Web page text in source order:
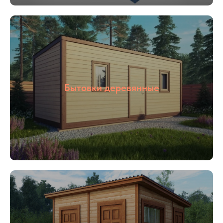
Бытовки деревянные
05
Цены от
производителя
Наша компания ООО «БОКС МОДУЛЬ»
основана в 2018 году. Мы специализируемся
«под ключ», для разного назначения: офис
продаж, штаб строительства, общежитие,
магазин и тд. Так же наша компания
производит готовые переводные конструкции:
блок контейнеры, металлические бытовки,
бытовки строительные, бытовки
сантехнические, посты охраны, КПП, бытовки
деревянные. Располагается наше производство
в Раменском районе, благодаря чему выгодное
территориальное расположение позволяет